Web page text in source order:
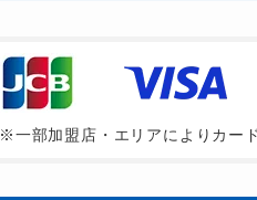
※一部加盟店・エリアによりカー